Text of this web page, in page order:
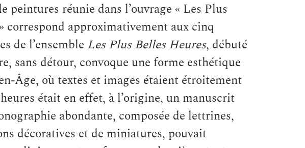
peintures réunie dans l’ouvrage « Les Plus
correspond approximativement aux cinq
de l’ensemble Les Plus Belles Heures, débuté
sans détour, convoque une forme esthétique
Âge, où textes et images étaient étroitement
était en effet, à l’origine, un manuscrit
abondante, composée de lettrines,
décoratives et de miniatures, pouvait